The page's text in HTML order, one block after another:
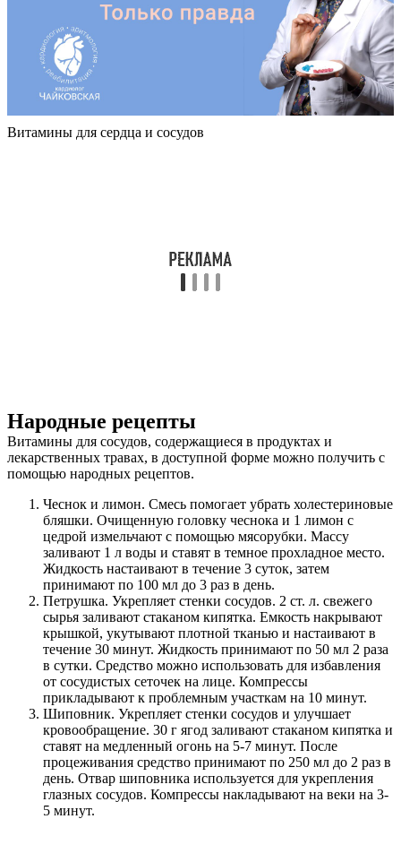
Витамины для сердца и сосудов
Народные рецепты
Витамины для сосудов, содержащиеся в продуктах и
лекарственных травах, в доступной форме можно получить с
помощью народных рецептов.
Чеснок и лимон. Смесь помогает убрать холестериновые
бляшки. Очищенную головку чеснока и 1 лимон с
цедрой измельчают с помощью мясорубки. Массу
заливают 1 л воды и ставят в темное прохладное место.
Жидкость настаивают в течение 3 суток, затем
принимают по 100 мл до 3 раз в день.
Петрушка. Укрепляет стенки сосудов. 2 ст. л. свежего
сырья заливают стаканом кипятка. Емкость накрывают
крышкой, укутывают плотной тканью и настаивают в
течение 30 минут. Жидкость принимают по 50 мл 2 раза
в сутки. Средство можно использовать для избавления
от сосудистых сеточек на лице. Компрессы
прикладывают к проблемным участкам на 10 минут.
Шиповник. Укрепляет стенки сосудов и улучшает
кровообращение. 30 г ягод заливают стаканом кипятка и
ставят на медленный огонь на 5-7 минут. После
процеживания средство принимают по 250 мл до 2 раз в
день. Отвар шиповника используется для укрепления
глазных сосудов. Компрессы накладывают на веки на 3-
5 минут.